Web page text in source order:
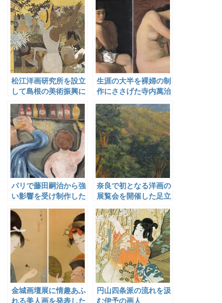
実験的技法を模索した
山下摩起
野虎雄
松江洋画研究所を設立
して島根の美術振興に
村義男
生涯の大半を裸婦の制
作にささげた寺内萬治
パリで藤田嗣治から強
い影響を受け制作した
奈良で初となる洋画の
展覧会を開催した足立
金城画壇展に情趣あふ
れる美人画を発表した
円山四条派の流れを汲
む伊予の画人